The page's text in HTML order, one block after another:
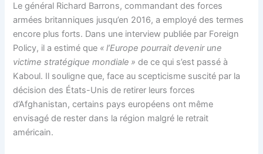
Le général Richard Barrons, commandant des forces
armées britanniques jusqu’en 2016, a employé des termes
encore plus forts. Dans une interview publiée par Foreign
Policy, il a estimé que « l’Europe pourrait devenir une
victime stratégique mondiale » de ce qui s’est passé à
Kaboul. Il souligne que, face au scepticisme suscité par la
décision des États-Unis de retirer leurs forces
d’Afghanistan, certains pays européens ont même
envisagé de rester dans la région malgré le retrait
américain.